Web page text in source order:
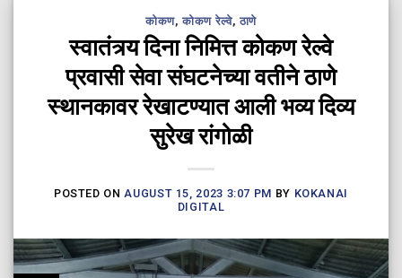
कोकण,कोकण रेल्वे, ठाणे
स्वातंत्र्य दिना निमित्त कोकण रेल्वे
प्रवासी सेवा संघटनेच्या वतीने ठाणे
स्थानकावर रेखाटण्यात आली भव्य दिव्य
सुरेख रांगोळी
POSTED ONAUGUST 15, 2023 3:07 PM BY KOKANAI
DIGITAL